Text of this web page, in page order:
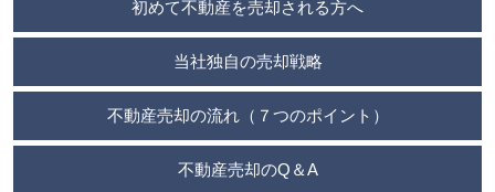
初めて不動産を売却される方へ
当社独自の売却戦略
不動産売却の流れ（７つのポイント）
不動産売却のQ＆A